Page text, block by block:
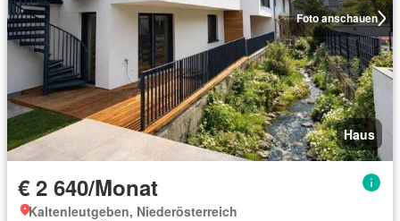
Foto anschauen
Haus
€ 2 640/Monat
Kaltenleutgeben, Niederösterreich